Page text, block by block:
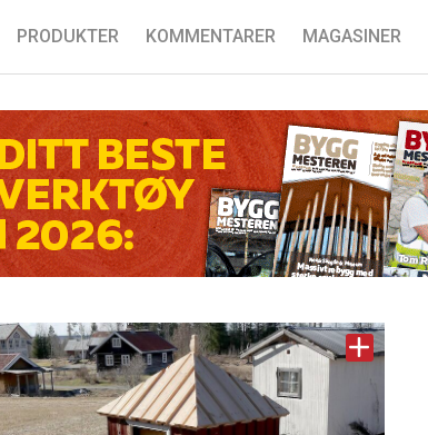
PRODUKTER KOMMENTARER MAGASINER